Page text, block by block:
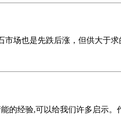
场也是先跌后涨，但供大于
的经验,可以给我们许多启示。